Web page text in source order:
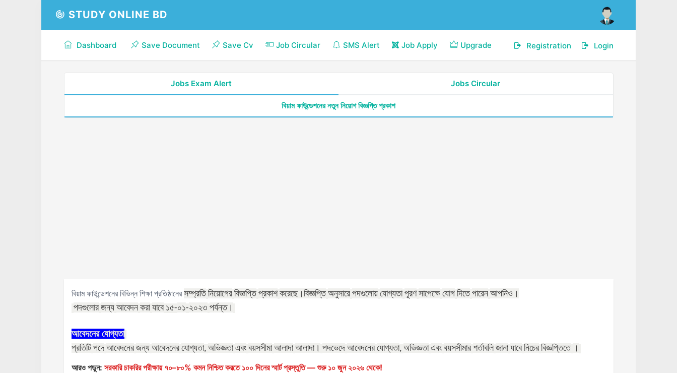
STUDY ONLINE BD
Dashboard Save Document Save Cv Job Circular SMS Alert Job Apply Upgrade Login
Registration
Jobs Exam Alert Jobs Circular
বিয়াম ফাউন্ডেশনের নতুন নিয়োগ বিজ্ঞপ্তি প্রকাশ
বিয়াম ফাউন্ডেশনের বিভিন্ন শিক্ষা প্রতিষ্ঠানেরসম্প্রতি নিয়োগের বিজ্ঞপ্তি প্রকাশ করেছে। বিজ্ঞপ্তি অনুসারে পদগুলোয় যোগ্যতা পূরণ সাপেক্ষে যোগ দিতে পারেন আপনিও।
পদগুলোর জন্য আবেদন করা যাবে১৫-০১-২০২৩ পর্যন্ত।
আবেদনের যোগ্যতা
প্রতিটি পদে আবেদনের জন্য আবেদনের যোগ্যতা, অভিজ্ঞতা এবং বয়সসীমা আলাদা আলাদা। পদভেদে আবেদনের যোগ্যতা, অভিজ্ঞতা এবং বয়সসীমার শর্তাবলি জানা যাবে নিচের বিজ্ঞপ্তিতে ।
আরও পড়ুন: সরকারি চাকরির পরীক্ষায় ৭০–৮০% কমন নিশ্চিত করতে ১০০ দিনের স্মার্ট প্রস্তুতি — শুরু ১০ জুন ২০২৬ থেকে!